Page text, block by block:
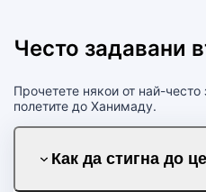
Често задавани
Прочетете някои от най-
полетите до Ханимаду.
Как да стигна до